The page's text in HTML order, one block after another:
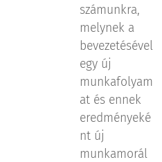
számunkra,
melynek a
bevezetésével
egy új
munkafolyam
at és ennek
eredményeké
nt új
munkamorál